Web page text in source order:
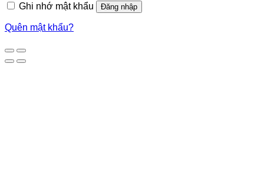
Ghi nhớ mật khẩu Đăng nhập
Quên mật khẩu?